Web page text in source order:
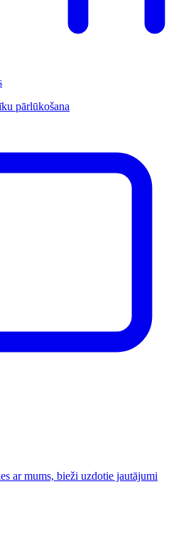
pārlūkošana
ar mums, bieži uzdotie jautājumi